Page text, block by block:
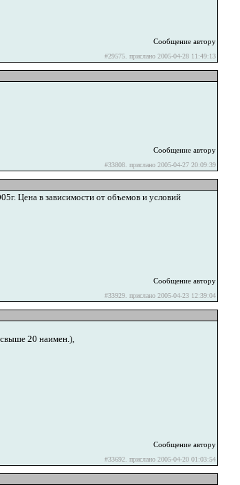
Сообщение автору
#29575. прислано 2005-04-28 11:49:13
Сообщение автору
#33808. прислано 2005-04-27 20:09:39
Цена в зависимости от объемов и условий
Сообщение автору
#33929. прислано 2005-04-23 12:39:04
20 наимен.),
Сообщение автору
#33692. прислано 2005-04-20 01:03:54